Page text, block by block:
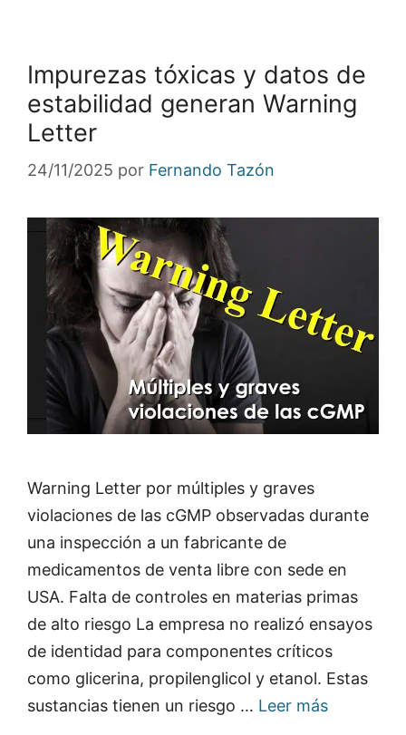
Impurezas tóxicas y datos de
estabilidad generan Warning
Letter
24/11/2025 por Fernando Tazón
Warning Letter por múltiples y graves
violaciones de las cGMP observadas durante
una inspección a un fabricante de
medicamentos de venta libre con sede en
USA. Falta de controles en materias primas
de alto riesgo La empresa no realizó ensayos
de identidad para componentes críticos
como glicerina, propilenglicol y etanol. Estas
sustancias tienen un riesgo … Leer más